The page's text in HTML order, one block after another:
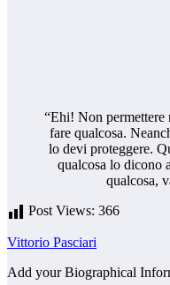
“Ehi! Non permettere
fare qualcosa.
lo devi proteggere.
qualcosa lo dicono
qualcosa,
Post Views: 366
Vittorio Pasciari
Add your Biographical